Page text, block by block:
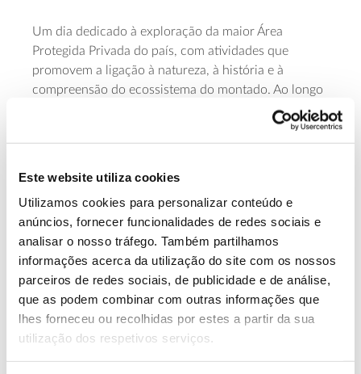
Este website utiliza cookies
Utilizamos cookies para personalizar conteúdo e
anúncios, fornecer funcionalidades de redes sociais e
analisar o nosso tráfego. Também partilhamos
informações acerca da utilização do site com os nossos
parceiros de redes sociais, de publicidade e de análise,
que as podem combinar com outras informações que
lhes forneceu ou recolhidas por estes a partir da sua
utilização dos respetivos serviços.
Um dia dedicado à exploração da maior Área
Protegida Privada do país, com atividades que
promovem a ligação à natureza, à história e à
compreensão do ecossistema do montado. Ao longo
do dia podem fazer-se diferentes atividades, como as
visitas guiadas ao Montado (com Alfredo Sendim) ou
às suas origens (com o arqueólogo Manuel Calado).
necessária inscrição individual prévia.
Saber mais
13.07.2026
Genoma do priolo e de outras espécies em risco:
conhecer para conservar